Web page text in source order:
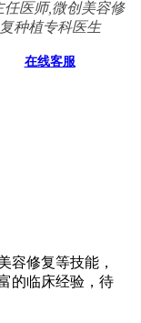
任医师,微创美容修
复种植专科医生
在线客服
容修复等技能，
的临床经验，待